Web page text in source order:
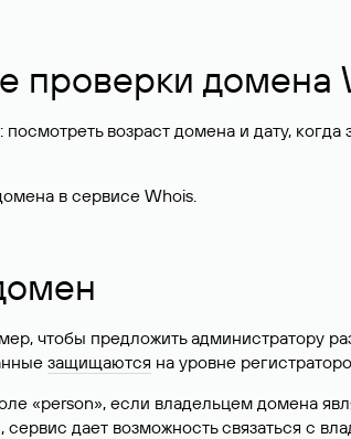
проверки домена
возраст домена и дату,
в сервисе Whois.
чтобы предложить администратору
защищаются на уровне
«person», если владельцем домена
дает возможность связаться с